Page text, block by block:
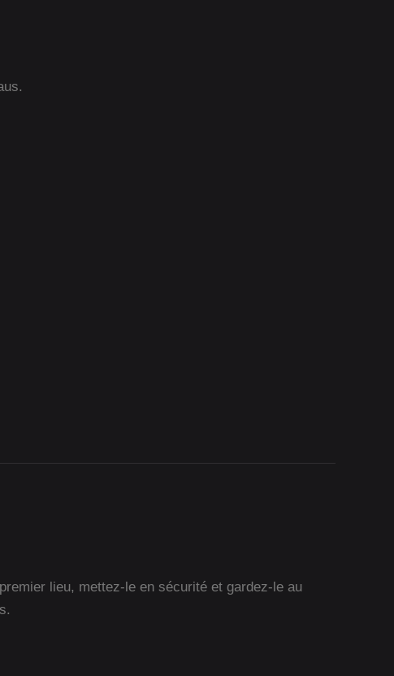
lieu, mettez-le en sécurité et gardez-le au